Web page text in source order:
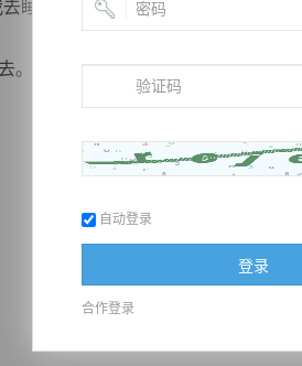
睡觉了。”
。
（← 快捷键 上一章 回目录
自动登录
登录
合作登录